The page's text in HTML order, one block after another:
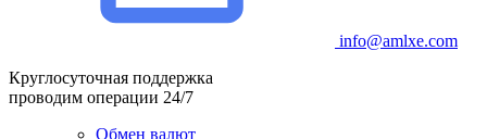
info@amlxe.com
Круглосуточная поддержка
проводим операции 24/7
Обмен валют